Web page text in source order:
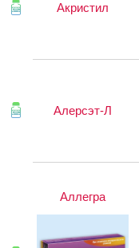
Акристил
Алерсэт-Л
Аллегра